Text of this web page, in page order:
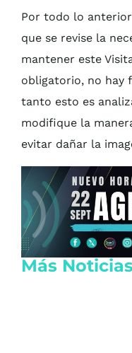
Por todo lo
que se revise la
mantener este
obligatorio, no hay
tanto esto es
modifique la
evitar dañar la
Más Noticias